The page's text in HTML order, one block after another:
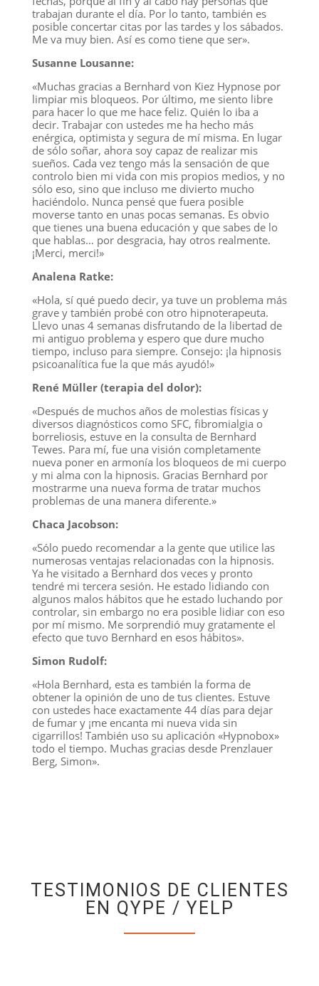
trabajan durante el día. Por lo tanto, también es
posible concertar citas por las tardes y los sábados.
Me va muy bien. Así es como tiene que ser».
Susanne Lousanne:
«Muchas gracias a Bernhard von Kiez Hypnose por
limpiar mis bloqueos. Por último, me siento libre
para hacer lo que me hace feliz. Quién lo iba a
decir. Trabajar con ustedes me ha hecho más
enérgica, optimista y segura de mí misma. En lugar
de sólo soñar, ahora soy capaz de realizar mis
sueños. Cada vez tengo más la sensación de que
controlo bien mi vida con mis propios medios, y no
sólo eso, sino que incluso me divierto mucho
haciéndolo. Nunca pensé que fuera posible
moverse tanto en unas pocas semanas. Es obvio
que tienes una buena educación y que sabes de lo
que hablas… por desgracia, hay otros realmente.
¡Merci, merci!»
Analena Ratke:
«Hola, sí qué puedo decir, ya tuve un problema más
grave y también probé con otro hipnoterapeuta.
Llevo unas 4 semanas disfrutando de la libertad de
mi antiguo problema y espero que dure mucho
tiempo, incluso para siempre. Consejo: ¡la hipnosis
psicoanalítica fue la que más ayudó!»
René Müller (terapia del dolor):
«Después de muchos años de molestias físicas y
diversos diagnósticos como SFC, fibromialgia o
borreliosis, estuve en la consulta de Bernhard
Tewes. Para mí, fue una visión completamente
nueva poner en armonía los bloqueos de mi cuerpo
y mi alma con la hipnosis. Gracias Bernhard por
mostrarme una nueva forma de tratar muchos
problemas de una manera diferente.»
Chaca Jacobson:
«Sólo puedo recomendar a la gente que utilice las
numerosas ventajas relacionadas con la hipnosis.
Ya he visitado a Bernhard dos veces y pronto
tendré mi tercera sesión. He estado lidiando con
algunos malos hábitos que he estado luchando por
controlar, sin embargo no era posible lidiar con eso
por mí mismo. Me sorprendió muy gratamente el
efecto que tuvo Bernhard en esos hábitos».
Simon Rudolf:
«Hola Bernhard, esta es también la forma de
obtener la opinión de uno de tus clientes. Estuve
con ustedes hace exactamente 44 días para dejar
de fumar y ¡me encanta mi nueva vida sin
cigarrillos! También uso su aplicación «Hypnobox»
todo el tiempo. Muchas gracias desde Prenzlauer
Berg, Simon».
TESTIMONIOS DE CLIENTES
EN QYPE / YELP